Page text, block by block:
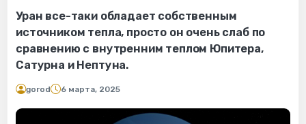
Уран все-таки обладает собственным
источником тепла, просто он очень слаб по
сравнению с внутренним теплом Юпитера,
Сатурна и Нептуна.
gorod 6 марта, 2025